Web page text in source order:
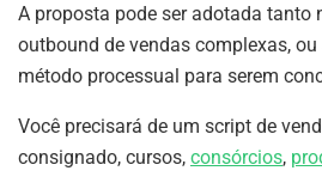
A proposta pode ser adotada tanto
outbound de vendas complexas, ou
método processual para serem
Você precisará de um script de
consignado, cursos, consórcios,